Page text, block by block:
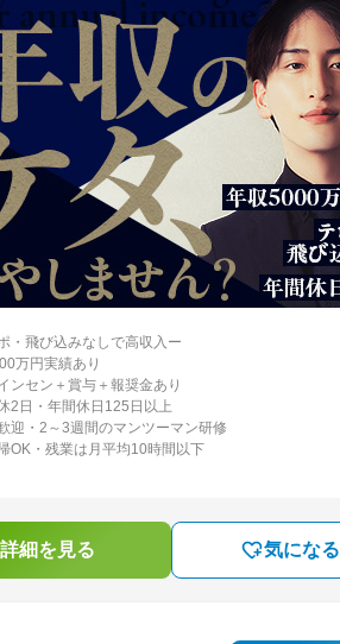
・飛び込みなしで高収入ー
万円実績あり
ンセン＋賞与＋報奨金あり
2日・年間休日125日以上
迎・2～3週間のマンツーマン研修
OK・残業は月平均10時間以下
細を見る 気になる